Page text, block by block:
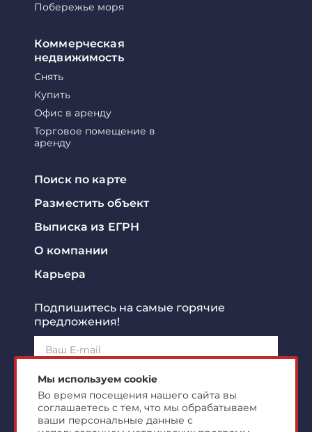
Побережье моря
Коммерческая
недвижимость
Снять
Купить
Офис в аренду
Торговое помещение в
аренду
Поиск по карте
Разместить объект
Выписка из ЕГРН
О компании
Карьера
Подпишитесь на самые горячие
предложения!
Подписаться!
Я ознакомлен сполитикой конфиденциальности
согласен наобработку персональных данных
Мы используем cookie
Во время посещения нашего сайта вы
соглашаетесь с тем, что мы обрабатываем
ваши персональные данные с